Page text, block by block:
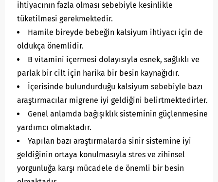
ihtiyacının fazla olması sebebiyle kesinlikle
tüketilmesi gerekmektedir.
Hamile bireyde bebeğin kalsiyum ihtiyacı için de
oldukça önemlidir.
B vitamini içermesi dolayısıyla esnek, sağlıklı ve
parlak bir cilt için harika bir besin kaynağıdır.
İçerisinde bulundurduğu kalsiyum sebebiyle bazı
araştırmacılar migrene iyi geldiğini belirtmektedirler.
Genel anlamda bağışıklık sisteminin güçlenmesine
yardımcı olmaktadır.
Yapılan bazı araştırmalarda sinir sistemine iyi
geldiğinin ortaya konulmasıyla stres ve zihinsel
yorgunluğa karşı mücadele de önemli bir besin